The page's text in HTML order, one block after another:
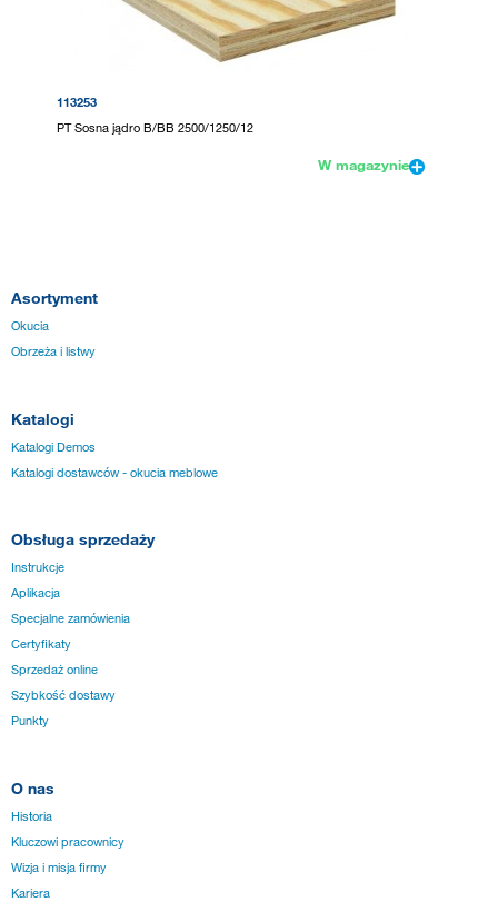
113253
PT Sosna jądro B/BB 2500/1250/12
W magazynie
Asortyment
Okucia
Obrzeża i listwy
Katalogi
Katalogi Demos
Katalogi dostawców - okucia meblowe
Obsługa sprzedaży
Instrukcje
Aplikacja
Specjalne zamówienia
Certyfikaty
Sprzedaż online
Szybkość dostawy
Punkty
O nas
Historia
Kluczowi pracownicy
Wizja i misja firmy
Kariera